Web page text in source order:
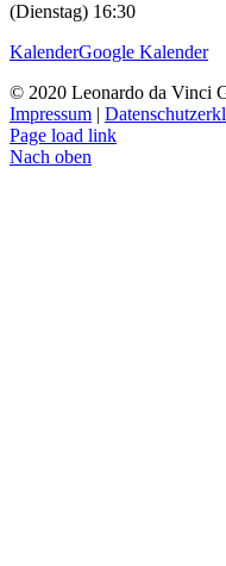
(Dienstag) 16:30
KalenderGoogle Kalender
© 2020 Leonardo da Vinci
Impressum |
Page load link
Nach oben